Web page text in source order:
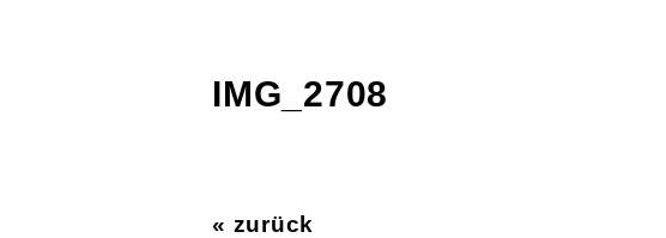
IMG_2708
« zurück